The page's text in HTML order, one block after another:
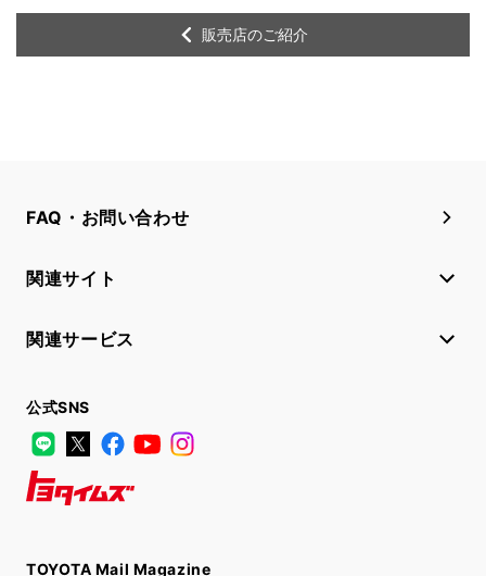
販売店のご紹介
FAQ・お問い合わせ
関連サイト
関連サービス
公式SNS
LINE
X FacebookYouTube
TOYOTA Mail Magazine